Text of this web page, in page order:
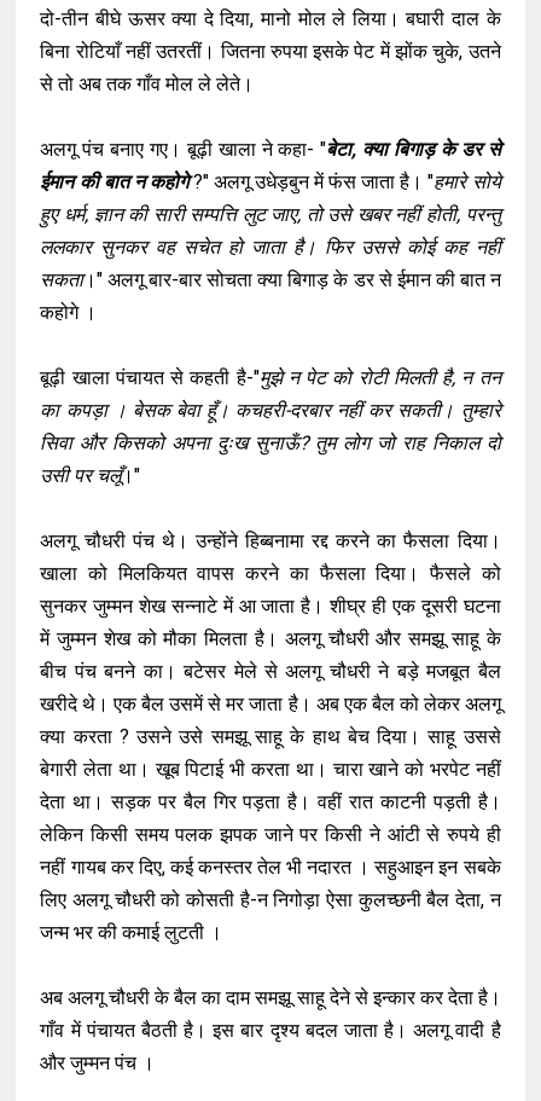
दो-तीन बीघे ऊसर क्या दे दिया, मानो मोल ले लिया। बघारी दाल के
बिना रोटियाँ नहीं उतरतीं। जितना रुपया इसके पेट में झोंक चुके, उतने
से तो अब तक गाँव मोल ले लेते।
अलगू पंच बनाए गए। बूढ़ी खाला ने कहा- "बेटा, क्या बिगाड़ के डर से
ईमान की बात न कहोगे?" अलगू उधेड़बुन में फंस जाता है। "हमारे सोये
हुए धर्म, ज्ञान की सारी सम्पत्ति लुट जाए, तो उसे खबर नहीं होती, परन्तु
ललकार सुनकर वह सचेत हो जाता है। फिर उससे कोई कह नहीं
सकता।" अलगू बार-बार सोचता क्या बिगाड़ के डर से ईमान की बात न
कहोगे ।
बूढ़ी खाला पंचायत से कहती है-"मुझे न पेट को रोटी मिलती है, न तन
का कपड़ा । बेसक बेवा हूँ। कचहरी-दरबार नहीं कर सकती। तुम्हारे
सिवा और किसको अपना दुःख सुनाऊँ? तुम लोग जो राह निकाल दो
उसी पर चलूँ।"
अलगू चौधरी पंच थे। उन्होंने हिब्बनामा रद्द करने का फैसला दिया।
खाला को मिलकियत वापस करने का फैसला दिया। फैसले को
सुनकर जुम्मन शेख सन्नाटे में आ जाता है। शीघ्र ही एक दूसरी घटना
में जुम्मन शेख को मौका मिलता है। अलगू चौधरी और समझू साहू के
बीच पंच बनने का। बटेसर मेले से अलगू चौधरी ने बड़े मजबूत बैल
खरीदे थे। एक बैल उसमें से मर जाता है। अब एक बैल को लेकर अलगू
क्या करता ? उसने उसे समझू साहू के हाथ बेच दिया। साहू उससे
बेगारी लेता था। खूब पिटाई भी करता था। चारा खाने को भरपेट नहीं
देता था। सड़क पर बैल गिर पड़ता है। वहीं रात काटनी पड़ती है।
लेकिन किसी समय पलक झपक जाने पर किसी ने आंटी से रुपये ही
नहीं गायब कर दिए, कई कनस्तर तेल भी नदारत । सहुआइन इन सबके
लिए अलगू चौधरी को कोसती है-न निगोड़ा ऐसा कुलच्छनी बैल देता, न
जन्म भर की कमाई लुटती ।
अब अलगू चौधरी के बैल का दाम समझू साहू देने से इन्कार कर देता है।
गाँव में पंचायत बैठती है। इस बार दृश्य बदल जाता है। अलगू वादी है
और जुम्मन पंच ।